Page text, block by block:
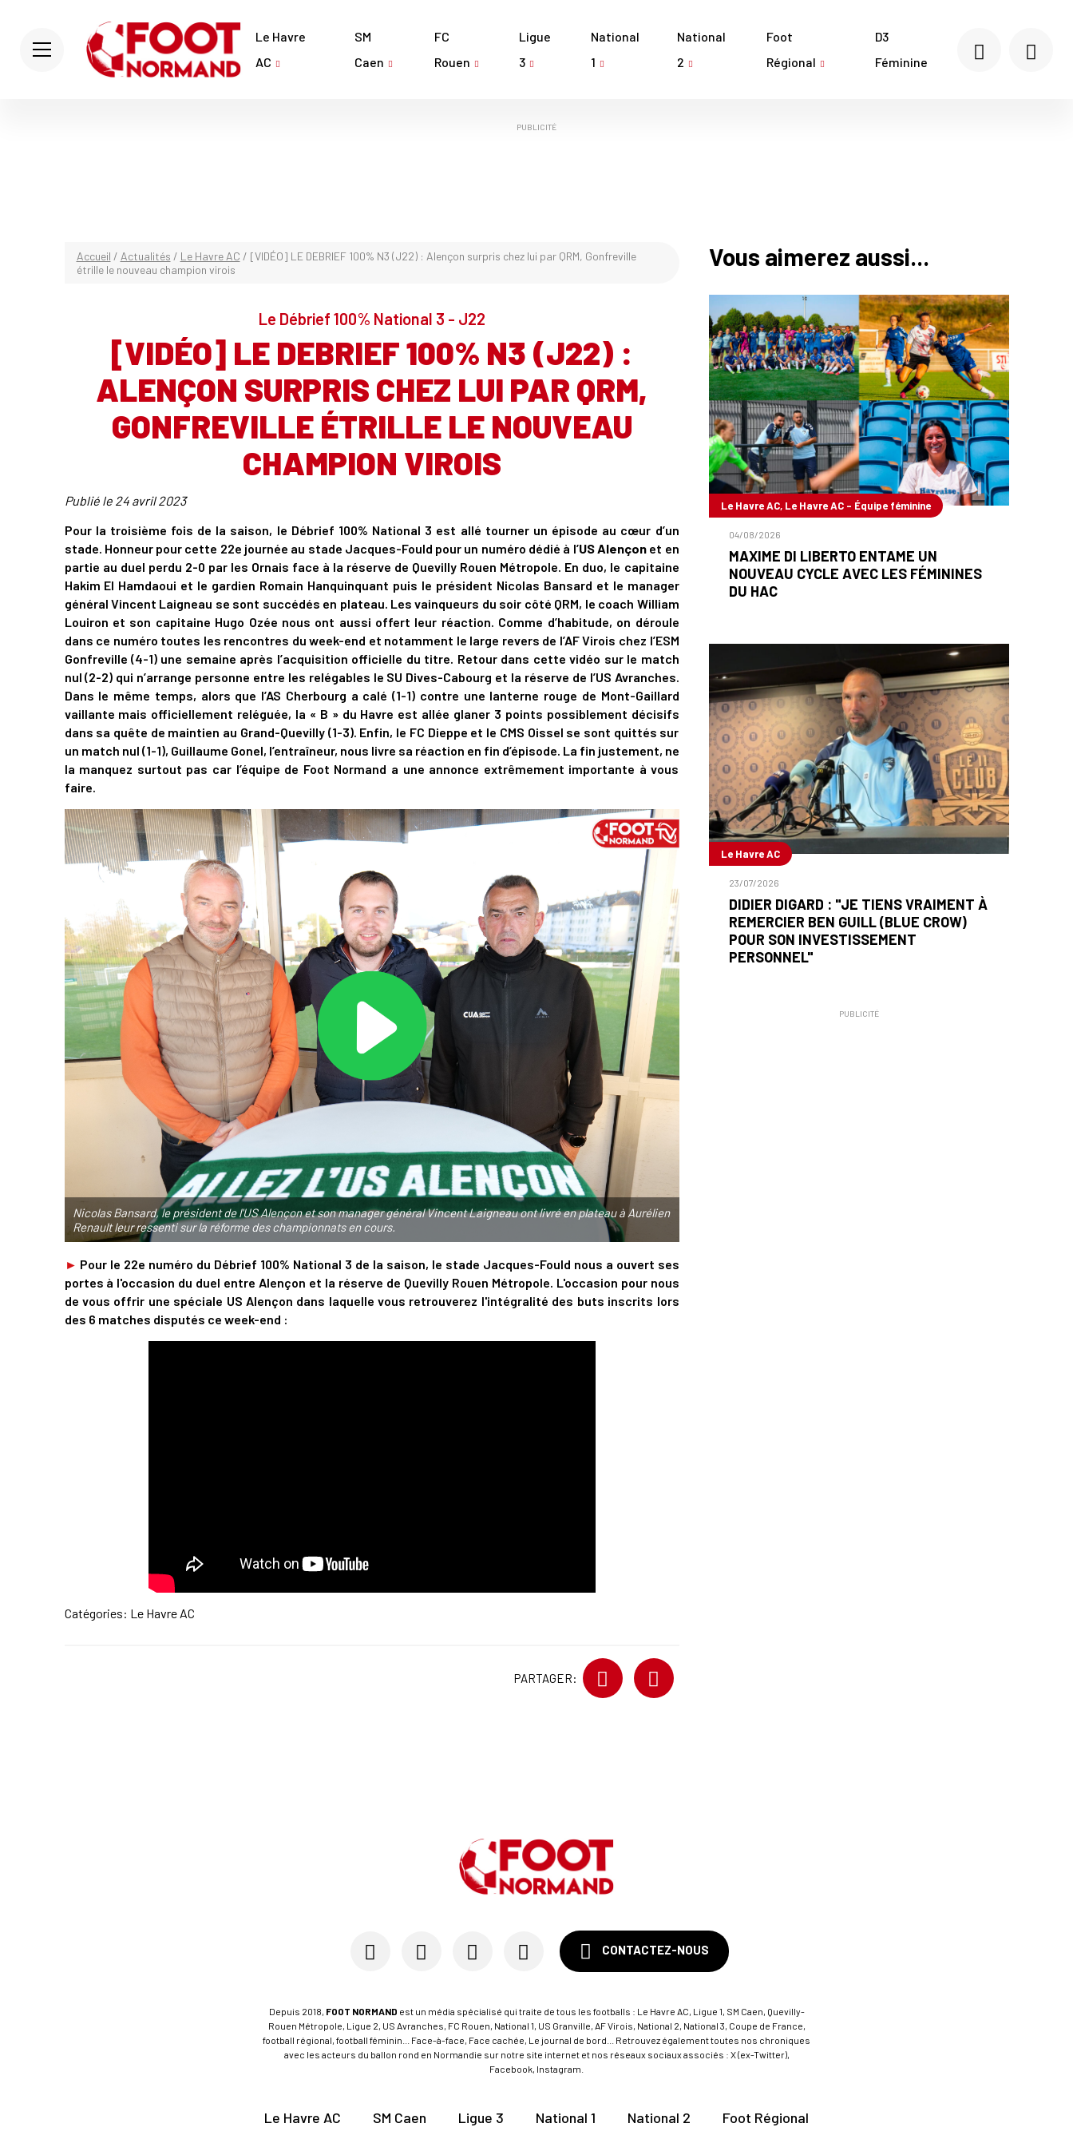
Le Havre
AC
SM
Caen
FC
Rouen
Ligue
3
National
1
National
2
Foot
Régional
D3
Féminine
PUBLICITÉ
Accueil / Actualités / Le Havre AC / [VIDÉO] LE DEBRIEF 100% N3 (J22) : Alençon surpris chez lui par QRM, Gonfreville
étrille le nouveau champion virois
Le Débrief 100% National 3 - J22
[VIDÉO] LE DEBRIEF 100% N3 (J22) :
ALENÇON SURPRIS CHEZ LUI PAR QRM,
GONFREVILLE ÉTRILLE LE NOUVEAU
CHAMPION VIROIS
Publié le 24 avril 2023
Pour la troisième fois de la saison, le Débrief 100% National 3 est allé tourner un épisode au cœur d’un
stade. Honneur pour cette 22e journée au stade Jacques-Fould pour un numéro dédié à l’US Alençonet en
partie au duel perdu 2-0 par les Ornais face à la réserve de Quevilly Rouen Métropole. En duo, le capitaine
Hakim El Hamdaoui et le gardien Romain Hanquinquant puis le président Nicolas Bansard et le manager
général Vincent Laigneau se sont succédés en plateau. Les vainqueurs du soir côté QRM, le coach William
Louiron et son capitaine Hugo Ozée nous ont aussi offert leur réaction. Comme d’habitude, on déroule
dans ce numéro toutes les rencontres du week-end et notamment le large revers de l’AF Virois chez l’ESM
Gonfreville (4-1) une semaine après l’acquisition officielle du titre. Retour dans cette vidéo sur le match
nul (2-2) qui n’arrange personne entre les relégables le SU Dives-Cabourg et la réserve de l’US Avranches.
Dans le même temps, alors que l’AS Cherbourg a calé (1-1) contre une lanterne rouge de Mont-Gaillard
vaillante mais officiellement reléguée, la « B » du Havre est allée glaner 3 points possiblement décisifs
dans sa quête de maintien au Grand-Quevilly (1-3). Enfin, le FC Dieppe et le CMS Oissel se sont quittés sur
un match nul (1-1), Guillaume Gonel, l’entraîneur, nous livre sa réaction en fin d’épisode. La fin justement, ne
la manquez surtout pas car l’équipe de Foot Normand a une annonce extrêmement importante à vous
faire.
Nicolas Bansard, le président de l'US Alençon et son manager général Vincent Laigneau ont livré en plateau à Aurélien
Renault leur ressenti sur la réforme des championnats en cours.
► Pour le 22e numéro du Débrief 100% National 3 de la saison, le stade Jacques-Fould nous a ouvert ses
portes à l'occasion du duel entre Alençon et la réserve de Quevilly Rouen Métropole. L'occasion pour nous
de vous offrir une spéciale US Alençon dans laquelle vous retrouverez l'intégralité des buts inscrits lors
des 6 matches disputés ce week-end :
Catégories: Le Havre AC
PARTAGER:
Vous aimerez aussi...
Le Havre AC, Le Havre AC - Équipe féminine
04/08/2026
MAXIME DI LIBERTO ENTAME UN
NOUVEAU CYCLE AVEC LES FÉMININES
DU HAC
Le Havre AC
23/07/2026
DIDIER DIGARD : "JE TIENS VRAIMENT À
REMERCIER BEN GUILL (BLUE CROW)
POUR SON INVESTISSEMENT
PERSONNEL"
PUBLICITÉ
CONTACTEZ-NOUS
Depuis 2018, FOOT NORMAND est un média spécialisé qui traite de tous les footballs : Le Havre AC, Ligue 1, SM Caen, Quevilly-
Rouen Métropole, Ligue 2, US Avranches, FC Rouen, National 1, US Granville, AF Virois, National 2, National 3, Coupe de France,
football régional, football féminin... Face-à-face, Face cachée, Le journal de bord... Retrouvez également toutes nos chroniques
avec les acteurs du ballon rond en Normandie sur notre site internet et nos réseaux sociaux associés : X (ex-Twitter),
Facebook, Instagram.
Le Havre AC SM Caen Ligue 3 National 1 National 2 Foot Régional